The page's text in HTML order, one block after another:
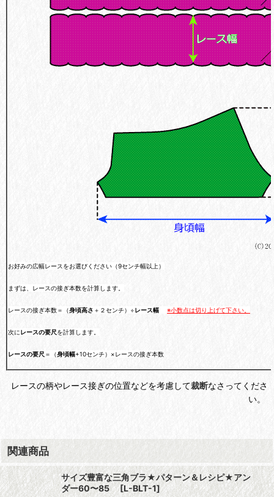
お好みの広幅レースをお選びください（9センチ幅以上）
まずは、レースの接ぎ本数を計算します。
レースの接ぎ本数＝（身頃高さ ＋２センチ）÷レース幅 ※小数点は切り上げて下さい。
次にレースの要尺を計算します。
レースの要尺 ＝（身頃幅+10センチ）×レースの接ぎ本数
レースの柄やレース接ぎの位置などを考慮して裁断なさってくださ
い。
関連商品
サイズ豊富な三角ブラ★パターン＆レシピ★アン
ダー60〜85[L-BLT-1]